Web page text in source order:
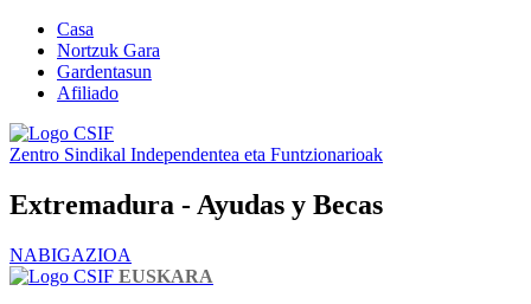
Casa
Nortzuk Gara
Gardentasun
Afiliado
Zentro Sindikal Independentea eta Funtzionarioak
Extremadura - Ayudas y Becas
NABIGAZIOA
EUSKARA